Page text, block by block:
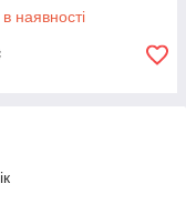
наявності